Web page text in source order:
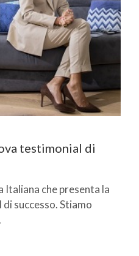
testimonial di
che presenta la
successo. Stiamo